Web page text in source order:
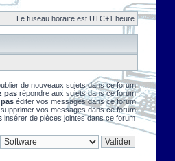
Le fuseau horaire est UTC+1 heure
de nouveaux sujets dans ce forum
pas répondre aux sujets dans ce forum
éditer vos messages dans ce forum
supprimer vos messages dans ce forum
insérer de pièces jointes dans ce forum